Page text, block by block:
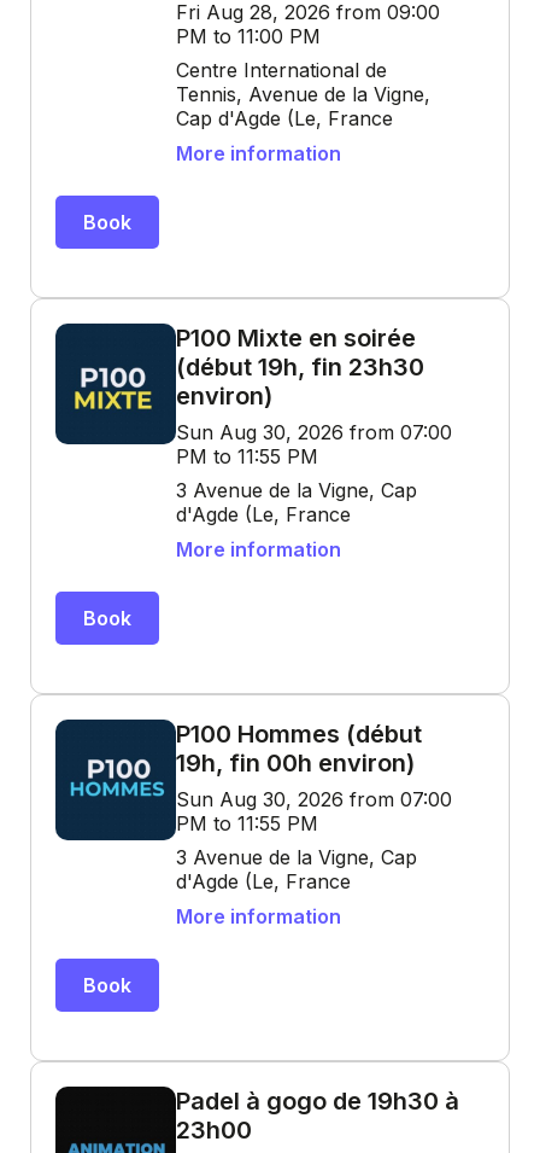
Fri Aug 28, 2026 from 09:00
PM to 11:00 PM
Centre International de
Tennis, Avenue de la Vigne,
Cap d'Agde (Le, France
More information
Book
P100 Mixte en soirée
(début 19h, fin 23h30
environ)
Sun Aug 30, 2026 from 07:00
PM to 11:55 PM
3 Avenue de la Vigne, Cap
d'Agde (Le, France
More information
Book
P100 Hommes (début
19h, fin 00h environ)
Sun Aug 30, 2026 from 07:00
PM to 11:55 PM
3 Avenue de la Vigne, Cap
d'Agde (Le, France
More information
Book
Padel à gogo de 19h30 à
23h00